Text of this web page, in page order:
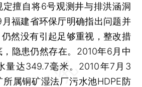
定擅自将6号观测井与排洪涵洞
福建省环保厅明确指出问题并
然没有引起足够重视，整改措
隐患仍然存在。2010年6月中
量达349.7毫米。2010年7月3
所属铜矿湿法厂污水池HDPE防